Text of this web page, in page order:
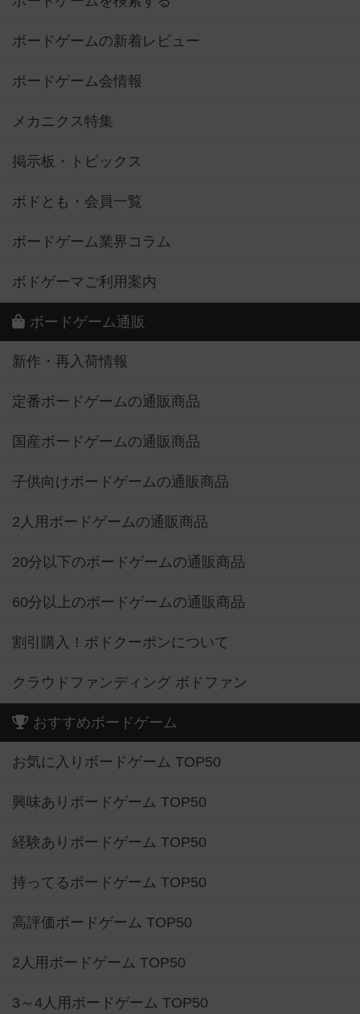
ボードゲームの新着レビュー
ボードゲーム会情報
メカニクス特集
掲示板・トピックス
ボドとも・会員一覧
ボードゲーム業界コラム
ボドゲーマご利用案内
ボードゲーム通販
新作・再入荷情報
定番ボードゲームの通販商品
国産ボードゲームの通販商品
子供向けボードゲームの通販商品
2人用ボードゲームの通販商品
20分以下のボードゲームの通販商品
60分以上のボードゲームの通販商品
割引購入！ボドクーポンについて
クラウドファンディング ボドファン
おすすめボードゲーム
お気に入りボードゲーム TOP50
興味ありボードゲーム TOP50
経験ありボードゲーム TOP50
持ってるボードゲーム TOP50
高評価ボードゲーム TOP50
2人用ボードゲーム TOP50
3～4人用ボードゲーム TOP50